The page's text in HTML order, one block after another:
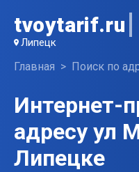
tvoytarif.ru
Липецк
Главная Поиск по
Интернет-
адресу ул
Липецке